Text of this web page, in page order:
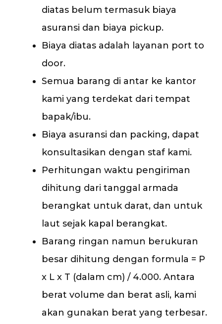
diatas belum termasuk biaya
asuransi dan biaya pickup.
Biaya diatas adalah layanan port to
door.
Semua barang di antar ke kantor
kami yang terdekat dari tempat
bapak/ibu.
Biaya asuransi dan packing, dapat
konsultasikan dengan staf kami.
Perhitungan waktu pengiriman
dihitung dari tanggal armada
berangkat untuk darat, dan untuk
laut sejak kapal berangkat.
Barang ringan namun berukuran
besar dihitung dengan formula = P
x L x T (dalam cm) / 4.000. Antara
berat volume dan berat asli, kami
akan gunakan berat yang terbesar.